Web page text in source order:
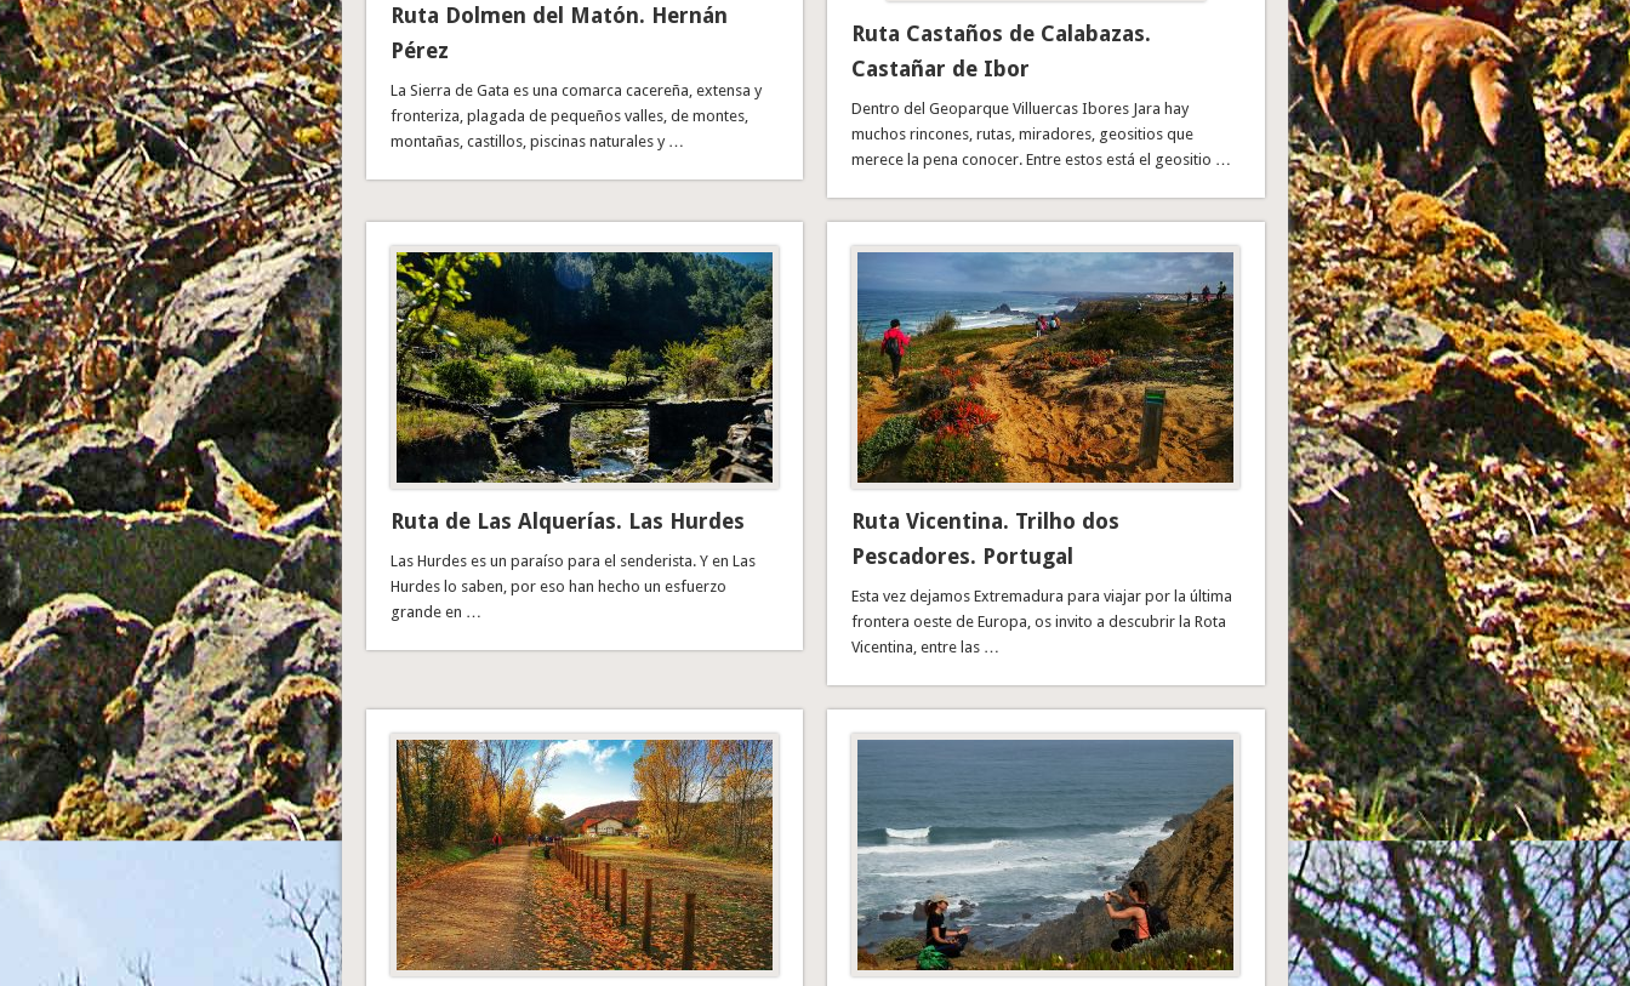
Ruta Dolmen del Matón. Hernán
Pérez
La Sierra de Gata es una comarca cacereña, extensa y
fronteriza, plagada de pequeños valles, de montes,
montañas, castillos, piscinas naturales y …
Ruta Castaños de Calabazas.
Castañar de Ibor
Dentro del Geoparque Villuercas Ibores Jara hay
muchos rincones, rutas, miradores, geositios que
merece la pena conocer. Entre estos está el geositio …
Ruta de Las Alquerías. Las Hurdes
Las Hurdes es un paraíso para el senderista. Y en Las
Hurdes lo saben, por eso han hecho un esfuerzo
grande en …
Ruta Vicentina. Trilho dos
Pescadores. Portugal
Esta vez dejamos Extremadura para viajar por la última
frontera oeste de Europa, os invito a descubrir la Rota
Vicentina, entre las …